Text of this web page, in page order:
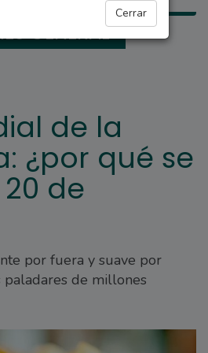
Cerrar
GENERAL
de la
¿por qué se
de
por fuera y suave por
de millones